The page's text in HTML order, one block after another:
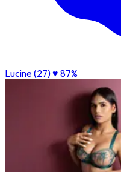
Lucine (27)♥ 87%